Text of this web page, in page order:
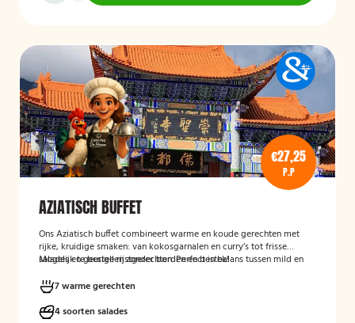
€27,25
P.P
AZIATISCH BUFFET
Ons Aziatisch buffet combineert warme en koude gerechten met
rijke, kruidige smaken: van kokosgarnalen en curry’s tot frisse
salades en geurige rijstgerechten. Perfect in balans tussen mild en
Mogelijk te bestellen zonder borden en bestek!
7 warme gerechten
4 soorten salades